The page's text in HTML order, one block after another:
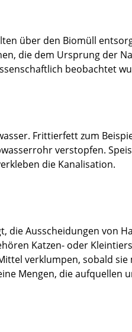
über den Biomüll
die dem Ursprung der
beobachtet
Frittierfett zum
verstopfen.
die Kanalisation.
die Ausscheidungen von
Katzen- oder
verklumpen, sobald
Mengen, die aufquellen